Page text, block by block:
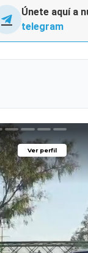
Únete aquí a
telegram
Ver perfil
Ver perfil